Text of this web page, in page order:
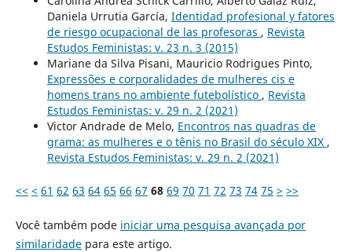
Daniela Urrutia García, Identidad profesional y fatores
de riesgo ocupacional de las profesoras , Revista
Estudos Feministas: v. 23 n. 3 (2015)
Mariane da Silva Pisani, Mauricio Rodrigues Pinto,
Expressões e corporalidades de mulheres cis e
homens trans no ambiente futebolístico , Revista
Estudos Feministas: v. 29 n. 2 (2021)
Victor Andrade de Melo, Encontros nas quadras de
grama: as mulheres e o tênis no Brasil do século XIX ,
Revista Estudos Feministas: v. 29 n. 2 (2021)
<< < 61 62 63 64 65 66 67 68 69 70 71 72 73 74 75 > >>
Você também pode iniciar uma pesquisa avançada por
similaridadepara este artigo.